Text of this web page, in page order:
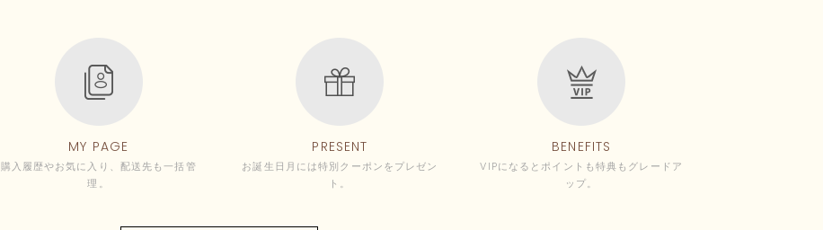
MY PAGE
購入履歴やお気に入り、配送先も一括管
理。
PRESENT
お誕生日月には特別クーポンをプレゼン
ト。
BENEFITS
VIPになるとポイントも特典もグレードア
ップ。